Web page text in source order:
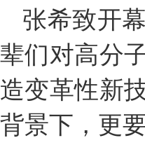
张希致开
辈们对高分
造变革性新
背景下，更